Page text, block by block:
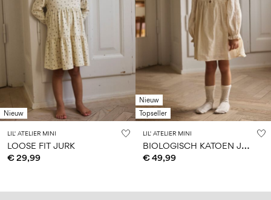
Nieuw
LIL' ATELIER MINI
LOOSE FIT JURK
€ 29,99
Nieuw
Topseller
LIL' ATELIER MINI
B
IOLOGISCH KATOEN JURK
€ 49,99